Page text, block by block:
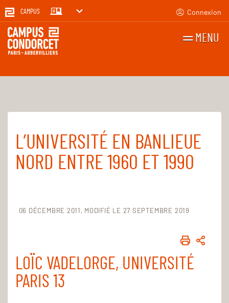
CAMPUS Connexion
MENU
Accueil Pour tous Ressources audiovisuelles
L’UNIVERSITÉ EN BANLIEUE
NORD ENTRE 1960 ET 1990
06 DÉCEMBRE 2011 MODIFIÉ LE 27 SEPTEMBRE 2019
LOÏC VADELORGE, UNIVERSITÉ
PARIS 13